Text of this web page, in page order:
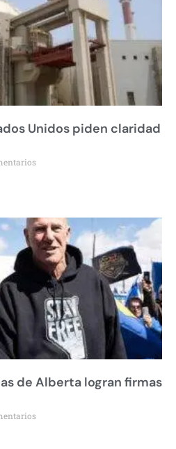
Unidos piden claridad
de Alberta logran firmas